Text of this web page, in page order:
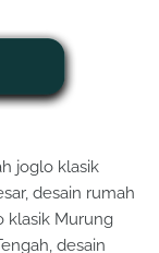
joglo klasik
desain rumah
klasik Murung
desain